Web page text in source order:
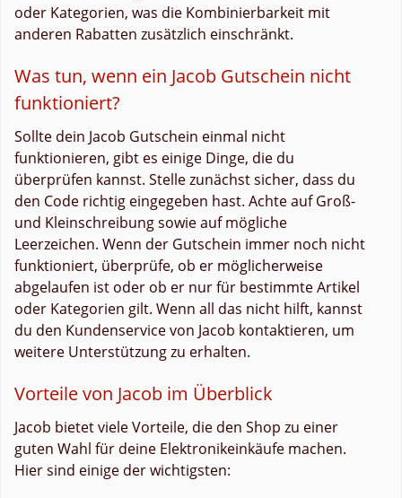
oder Kategorien, was die Kombinierbarkeit mit
anderen Rabatten zusätzlich einschränkt.
Was tun, wenn ein Jacob Gutschein nicht
funktioniert?
Sollte dein Jacob Gutschein einmal nicht
funktionieren, gibt es einige Dinge, die du
überprüfen kannst. Stelle zunächst sicher, dass du
den Code richtig eingegeben hast. Achte auf Groß-
und Kleinschreibung sowie auf mögliche
Leerzeichen. Wenn der Gutschein immer noch nicht
funktioniert, überprüfe, ob er möglicherweise
abgelaufen ist oder ob er nur für bestimmte Artikel
oder Kategorien gilt. Wenn all das nicht hilft, kannst
du den Kundenservice von Jacob kontaktieren, um
weitere Unterstützung zu erhalten.
Vorteile von Jacob im Überblick
Jacob bietet viele Vorteile, die den Shop zu einer
guten Wahl für deine Elektronikeinkäufe machen.
Hier sind einige der wichtigsten: